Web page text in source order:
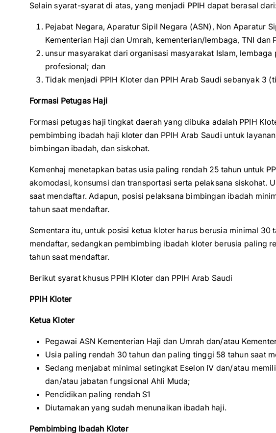
Selain syarat-syarat di atas, yang menjadi PPIH dapat berasal
Pejabat Negara, Aparatur Sipil Negara (ASN), Non Aparatur
Kementerian Haji dan Umrah, kementerian/lembaga, TNI dan
unsur masyarakat dari organisasi masyarakat Islam,
profesional; dan
Tidak menjadi PPIH Kloter dan PPIH Arab Saudi sebanyak 3
Formasi Petugas Haji
Formasi petugas haji tingkat daerah yang dibuka adalah PPIH
pembimbing ibadah haji kloter dan PPIH Arab Saudi untuk
bimbingan ibadah, dan siskohat.
Kemenhaj menetapkan batas usia paling rendah 25 tahun untuk
akomodasi, konsumsi dan transportasi serta pelaksana siskohat.
saat mendaftar. Adapun, posisi pelaksana bimbingan ibadah
tahun saat mendaftar.
Sementara itu, untuk posisi ketua kloter harus berusia minimal 30
mendaftar, sedangkan pembimbing ibadah kloter berusia paling
tahun saat mendaftar.
Berikut syarat khusus PPIH Kloter dan PPIH Arab Saudi
PPIH Kloter
Ketua Kloter
Pegawai ASN Kementerian Haji dan Umrah dan/atau
Usia paling rendah 30 tahun dan paling tinggi 58 tahun saat
Sedang menjabat minimal setingkat Eselon IV dan/atau
dan/atau jabatan fungsional Ahli Muda;
Pendidikan paling rendah S1
Diutamakan yang sudah menunaikan ibadah haji.
Pembimbing Ibadah Kloter